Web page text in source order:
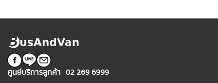
ศูนย์บริการลูกค้า 02 269 6999